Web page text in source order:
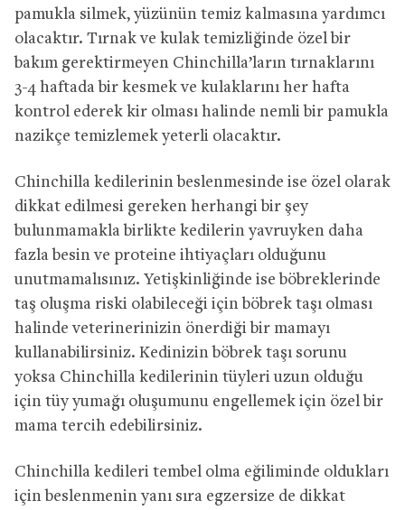
pamukla silmek, yüzünün temiz kalmasına yardımcı
olacaktır. Tırnak ve kulak temizliğinde özel bir
bakım gerektirmeyen Chinchilla’ların tırnaklarını
3-4 haftada bir kesmek ve kulaklarını her hafta
kontrol ederek kir olması halinde nemli bir pamukla
nazikçe temizlemek yeterli olacaktır.
Chinchilla kedilerinin beslenmesinde ise özel olarak
dikkat edilmesi gereken herhangi bir şey
bulunmamakla birlikte kedilerin yavruyken daha
fazla besin ve proteine ihtiyaçları olduğunu
unutmamalısınız. Yetişkinliğinde ise böbreklerinde
taş oluşma riski olabileceği için böbrek taşı olması
halinde veterinerinizin önerdiği bir mamayı
kullanabilirsiniz. Kedinizin böbrek taşı sorunu
yoksa Chinchilla kedilerinin tüyleri uzun olduğu
için tüy yumağı oluşumunu engellemek için özel bir
mama tercih edebilirsiniz.
Chinchilla kedileri tembel olma eğiliminde oldukları
için beslenmenin yanı sıra egzersize de dikkat